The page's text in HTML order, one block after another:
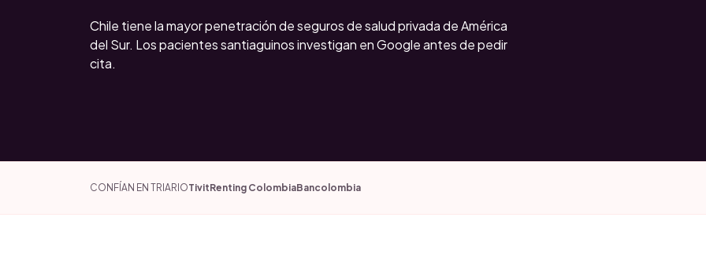
Chile tiene la mayor penetración de seguros de salud privada de América
del Sur. Los pacientes santiaguinos investigan en Google antes de pedir
cita.
CONFÍAN EN TRIARIOTivitRenting ColombiaBancolombia